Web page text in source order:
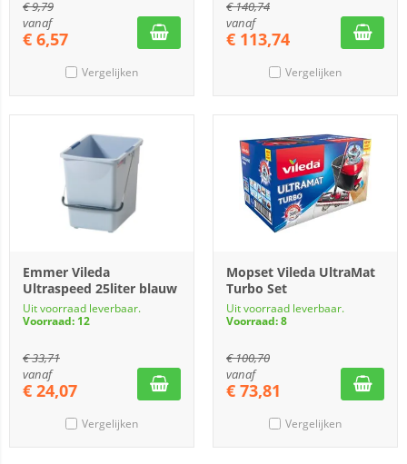
€9,79
vanaf
€ 6,57
Vergelijken
€140,74
vanaf
€ 113,74
Vergelijken
Emmer Vileda
Ultraspeed 25liter blauw
Uit voorraad leverbaar.
Voorraad: 12
€33,71
vanaf
€ 24,07
Vergelijken
Mopset Vileda UltraMat
Turbo Set
Uit voorraad leverbaar.
Voorraad: 8
€100,70
vanaf
€ 73,81
Vergelijken